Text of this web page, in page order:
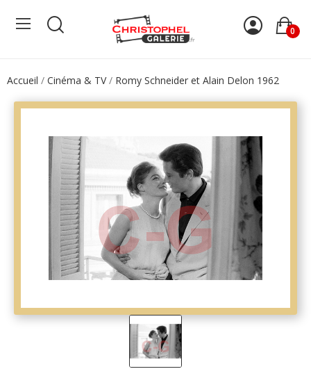
0
Accueil Cinéma & TV Romy Schneider et Alain Delon 1962